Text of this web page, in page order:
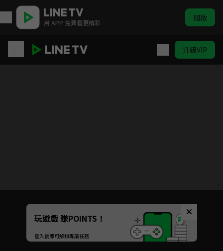
用 APP 免費看更精彩 開啟
升級VIP
Unmute
如有不便請見諒
玩遊戲 賺POINTS！
登入後即可解鎖專屬任務